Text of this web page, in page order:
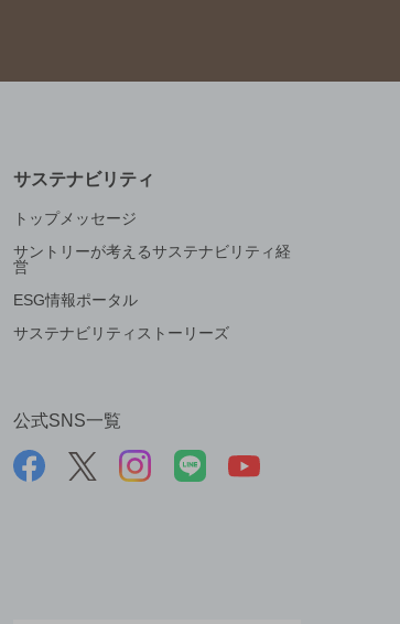
サステナビリティ
トップメッセージ
サントリーが考えるサステナビリティ経
営
ESG情報ポータル
サステナビリティストーリーズ
公式SNS一覧